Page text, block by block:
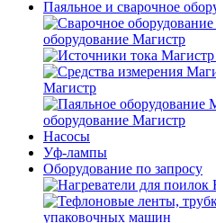
Паяльное и сварочное
оборудование Магистр
Магистр
оборудование Магистр
Насосы
Уф-лампы
Оборудование по запросу